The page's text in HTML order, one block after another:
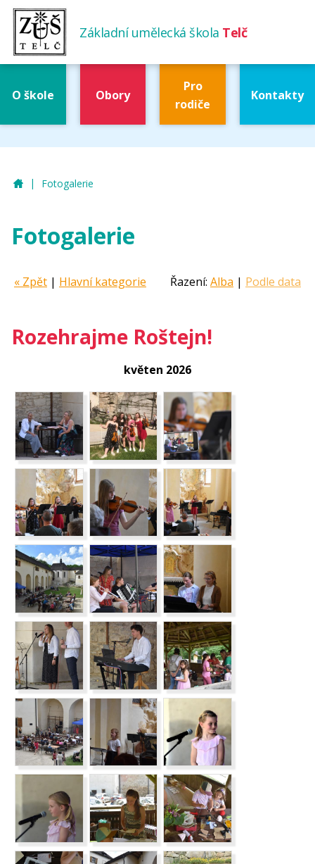
Základní umělecká škola Telč
O škole Obory
Pro
rodiče
Kontakty
ZUŠ Telč
| Fotogalerie
Fotogalerie
Řazení: Alba | Podle data
« Zpět | Hlavní kategorie
Rozehrajme Roštejn!
květen 2026